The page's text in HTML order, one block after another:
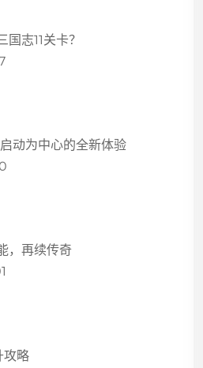
志11关卡？
动为中心的全新体验
，再续传奇
攻略